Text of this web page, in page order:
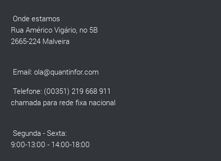
Onde estamos
Rua Américo Vigário, no 5B
2665-224 Malveira
Email:ola@quantinfor.com
Telefone: (00351) 219 668 911
chamada para rede fixa nacional
Segunda - Sexta:
9:00-13:00 - 14:00-18:00